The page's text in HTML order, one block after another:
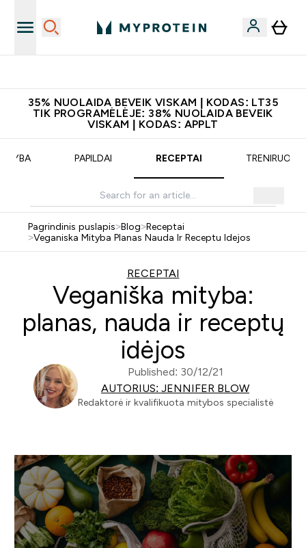
35% NUOLAIDA BEVEIK VISKAM | KODAS: LT35
TIK PROGRAMĖLĖJE: 38% NUOLAIDA BEVEIK
VISKAM | KODAS: APPLT
PAPILDAI RECEPTAI
Pagrindinis puslapis>Blog>Receptai
>Veganiska Mityba Planas Nauda Ir Receptu Idejos
RECEPTAI
Veganiška mityba:
planas, nauda ir receptų
idėjos
Published: 30/12/21
AUTORIUS: JENNIFER BLOW
Redaktorė ir kvalifikuota mitybos specialistė